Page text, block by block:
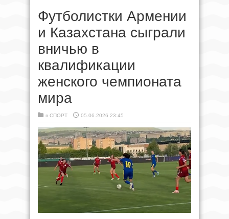
Футболистки Армении
и Казахстана сыграли
вничью в
квалификации
женского чемпионата
мира
в СПОРТ 05.06.2026 23:45